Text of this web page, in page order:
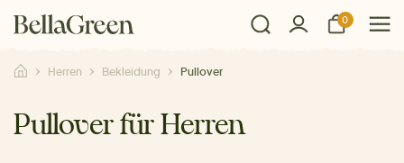
0
Herren Bekleidung Pullover
Pullover für Herren